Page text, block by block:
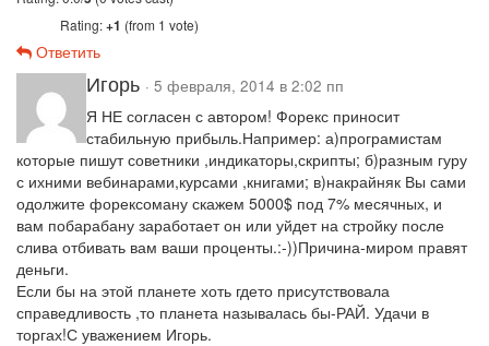
Rating:+1 (from 1 vote)
Ответить
Игорь · 5 февраля, 2014 в 2:02 пп
Я НЕ согласен с автором! Форекс приносит
стабильную прибыль.Например: а)програмистам
которые пишут советники ,индикаторы,скрипты; б)разным гуру
с ихними вебинарами,курсами ,книгами; в)накрайняк Вы сами
одолжите форексоману скажем 5000$ под 7% месячных, и
вам побарабану заработает он или уйдет на стройку после
слива отбивать вам ваши проценты.:-))Причина-миром правят
деньги.
Если бы на этой планете хоть гдето присутствовала
справедливость ,то планета называлась бы-РАЙ. Удачи в
торгах!С уважением Игорь.